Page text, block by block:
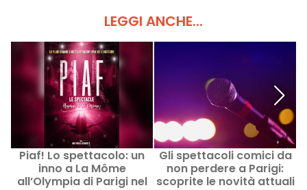
LEGGI ANCHE...
Piaf! Lo spettacolo: un
inno a La Môme
all’Olympia di Parigi nel
Gli spettacoli comici da
non perdere a Parigi:
scoprite le novità attuali